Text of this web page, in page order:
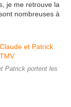
je me retrouve la
nombreuses à
Patrick portent les